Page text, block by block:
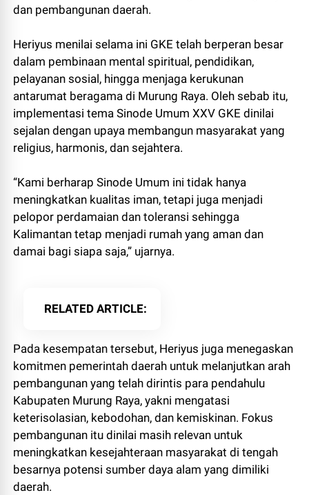
dan pembangunan daerah.
Heriyus menilai selama ini GKE telah berperan besar
dalam pembinaan mental spiritual, pendidikan,
pelayanan sosial, hingga menjaga kerukunan
antarumat beragama di Murung Raya. Oleh sebab itu,
implementasi tema Sinode Umum XXV GKE dinilai
sejalan dengan upaya membangun masyarakat yang
religius, harmonis, dan sejahtera.
“Kami berharap Sinode Umum ini tidak hanya
meningkatkan kualitas iman, tetapi juga menjadi
pelopor perdamaian dan toleransi sehingga
Kalimantan tetap menjadi rumah yang aman dan
damai bagi siapa saja,” ujarnya.
RELATED ARTICLE
Pada kesempatan tersebut, Heriyus juga menegaskan
komitmen pemerintah daerah untuk melanjutkan arah
pembangunan yang telah dirintis para pendahulu
Kabupaten Murung Raya, yakni mengatasi
keterisolasian, kebodohan, dan kemiskinan. Fokus
pembangunan itu dinilai masih relevan untuk
meningkatkan kesejahteraan masyarakat di tengah
besarnya potensi sumber daya alam yang dimiliki
daerah.